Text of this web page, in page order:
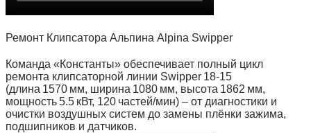
Ремонт Клипсатора Альпина Alpina Swipper
Команда «Константы» обеспечивает полный цикл
ремонта клипсаторной линии Swipper 18‑15
(длина 1570 мм, ширина 1080 мм, высота 1862 мм,
мощность 5.5 кВт, 120 частей/мин) – от диагностики и
очистки воздушных систем до замены плёнки зажима,
подшипников и датчиков.